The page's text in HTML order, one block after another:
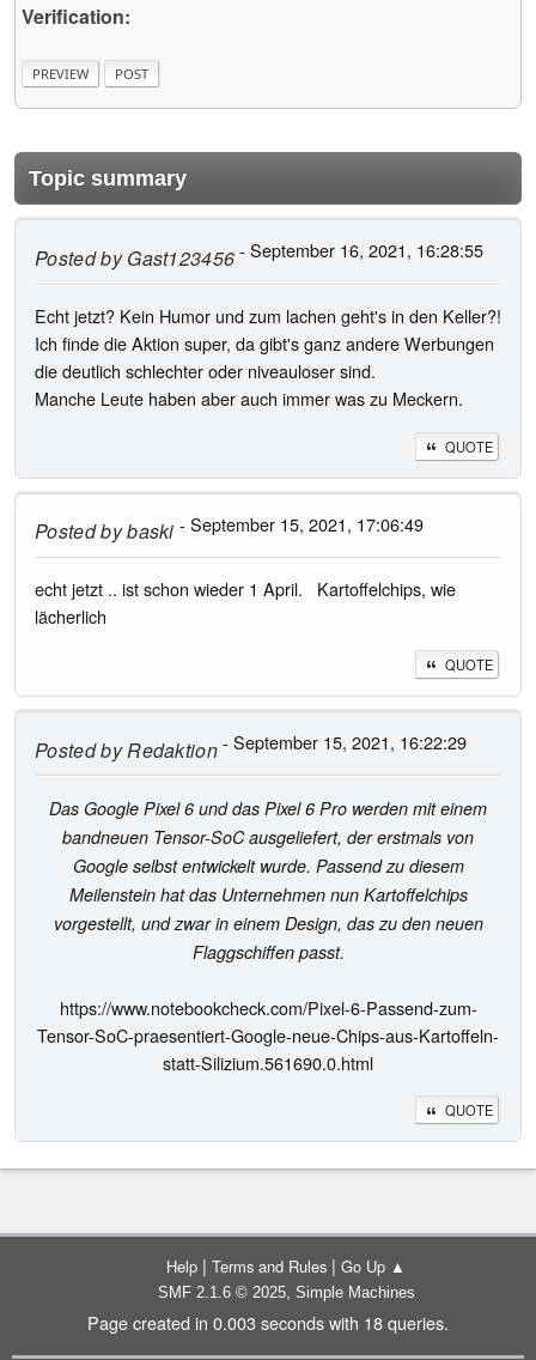
Verification:
Topic summary
Posted byGast123456- September 16, 2021, 16:28:55
Echt jetzt? Kein Humor und zum lachen geht's in den Keller?!
Ich finde die Aktion super, da gibt's ganz andere Werbungen
die deutlich schlechter oder niveauloser sind.
Manche Leute haben aber auch immer was zu Meckern.
QUOTE
Posted bybaski - September 15, 2021, 17:06:49
echt jetzt .. ist schon wieder 1 April. Kartoffelchips, wie
lächerlich
QUOTE
Posted byRedaktion- September 15, 2021, 16:22:29
Das Google Pixel 6 und das Pixel 6 Pro werden mit einem
bandneuen Tensor-SoC ausgeliefert, der erstmals von
Google selbst entwickelt wurde. Passend zu diesem
Meilenstein hat das Unternehmen nun Kartoffelchips
vorgestellt, und zwar in einem Design, das zu den neuen
Flaggschiffen passt.
https://www.notebookcheck.com/Pixel-6-Passend-zum-
Tensor-SoC-praesentiert-Google-neue-Chips-aus-Kartoffeln-
statt-Silizium.561690.0.html
QUOTE
Help | Terms and Rules | Go Up ▲
SMF 2.1.6 © 2025, Simple Machines
Page created in 0.003 seconds with 18 queries.